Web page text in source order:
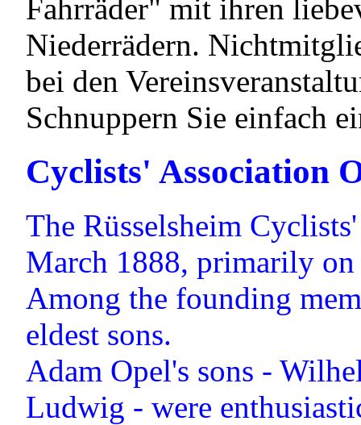
Fahrräder" mit ihren
Niederrädern.
bei den
Schnuppern Sie einfach
Cyclists' Association
The Rüsselsheim
March 1888, primarily
Among the founding
eldest sons.
Adam Opel's sons -
Ludwig - were